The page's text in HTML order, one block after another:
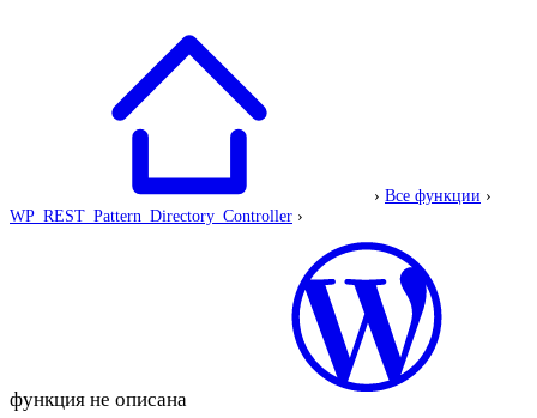
› Все функции ›
WP_REST_Pattern_Directory_Controller ›
функция не описана